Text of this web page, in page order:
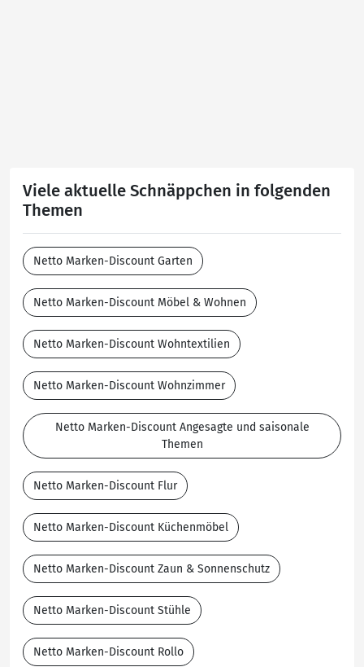
Viele aktuelle Schnäppchen in folgenden
Themen
Netto Marken-Discount Garten
Netto Marken-Discount Möbel & Wohnen
Netto Marken-Discount Wohntextilien
Netto Marken-Discount Wohnzimmer
Netto Marken-Discount Angesagte und saisonale
Themen
Netto Marken-Discount Flur
Netto Marken-Discount Küchenmöbel
Netto Marken-Discount Zaun & Sonnenschutz
Netto Marken-Discount Stühle
Netto Marken-Discount Rollo